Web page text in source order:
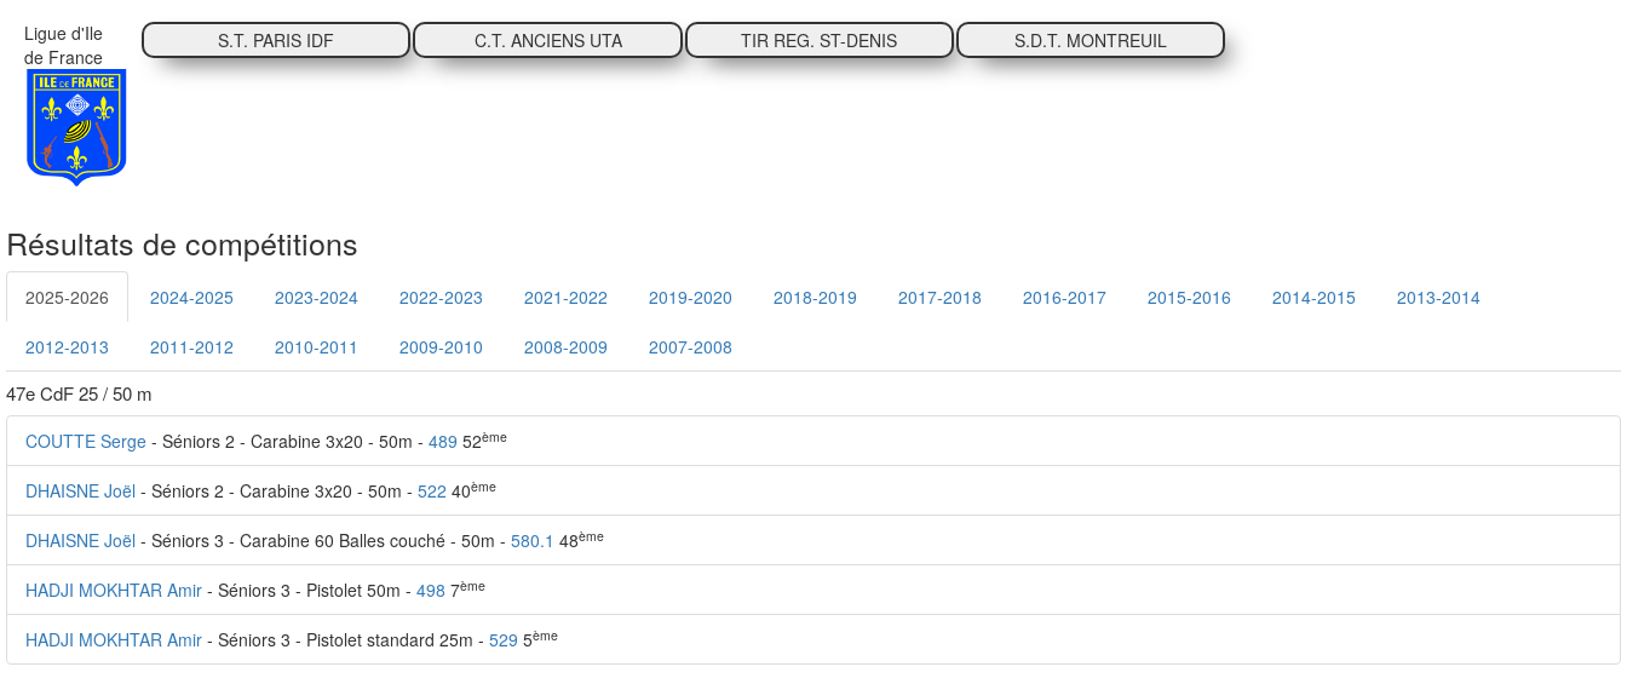
Ligue d'Ile
de France
S.T. PARIS IDF C.T. ANCIENS UTA TIR REG. ST-DENIS S.D.T. MONTREUIL
Résultats de compétitions
2025-2026 2024-2025 2023-2024 2022-2023 2021-2022 2019-2020 2018-2019 2017-2018 2016-2017 2015-2016 2014-2015 2013-2014
2012-2013 2011-2012 2010-2011 2009-2010 2008-2009 2007-2008
47e CdF 25 / 50 m
COUTTE Serge - Séniors 2 - Carabine 3x20 - 50m - 489 52ème
DHAISNE Joël - Séniors 2 - Carabine 3x20 - 50m - 522 40ème
DHAISNE Joël - Séniors 3 - Carabine 60 Balles couché - 50m - 580.1 48ème
HADJI MOKHTAR Amir - Séniors 3 - Pistolet 50m - 498 7ème
HADJI MOKHTAR Amir - Séniors 3 - Pistolet standard 25m - 529 5ème